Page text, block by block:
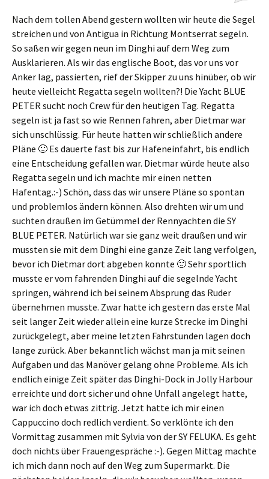
Nach dem tollen Abend gestern wollten wir heute die Segel
streichen und von Antigua in Richtung Montserrat segeln.
So saßen wir gegen neun im Dinghi auf dem Weg zum
Ausklarieren. Als wir das englische Boot, das vor uns vor
Anker lag, passierten, rief der Skipper zu uns hinüber, ob wir
heute vielleicht Regatta segeln wollten?! Die Yacht BLUE
PETER sucht noch Crew für den heutigen Tag. Regatta
segeln ist ja fast so wie Rennen fahren, aber Dietmar war
sich unschlüssig. Für heute hatten wir schließlich andere
Pläne 🙂 Es dauerte fast bis zur Hafeneinfahrt, bis endlich
eine Entscheidung gefallen war. Dietmar würde heute also
Regatta segeln und ich machte mir einen netten
Hafentag.:-) Schön, dass das wir unsere Pläne so spontan
und problemlos ändern können. Also drehten wir um und
suchten draußen im Getümmel der Rennyachten die SY
BLUE PETER. Natürlich war sie ganz weit draußen und wir
mussten sie mit dem Dinghi eine ganze Zeit lang verfolgen,
bevor ich Dietmar dort abgeben konnte 🙂 Sehr sportlich
musste er vom fahrenden Dinghi auf die segelnde Yacht
springen, während ich bei seinem Absprung das Ruder
übernehmen musste. Zwar hatte ich gestern das erste Mal
seit langer Zeit wieder allein eine kurze Strecke im Dinghi
zurückgelegt, aber meine letzten Fahrstunden lagen doch
lange zurück. Aber bekanntlich wächst man ja mit seinen
Aufgaben und das Manöver gelang ohne Probleme. Als ich
endlich einige Zeit später das Dinghi-Dock in Jolly Harbour
erreichte und dort sicher und ohne Unfall angelegt hatte,
war ich doch etwas zittrig. Jetzt hatte ich mir einen
Cappuccino doch redlich verdient. So verklönte ich den
Vormittag zusammen mit Sylvia von der SY FELUKA. Es geht
doch nichts über Frauengespräche :-). Gegen Mittag machte
ich mich dann noch auf den Weg zum Supermarkt. Die